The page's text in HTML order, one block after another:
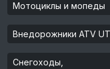
Мотоциклы и мопеды
Внедорожники ATV
Снегоходы,